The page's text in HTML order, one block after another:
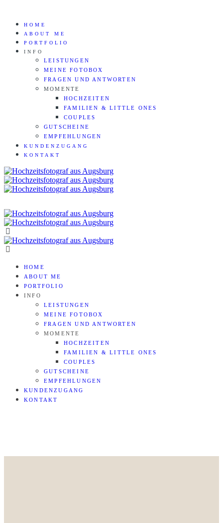
HOME
ABOUT ME
PORTFOLIO
INFO
LEISTUNGEN
MEINE FOTOBOX
FRAGEN UND ANTWORTEN
MOMENTE
HOCHZEITEN
FAMILIEN & LITTLE ONES
COUPLES
GUTSCHEINE
EMPFEHLUNGEN
KUNDENZUGANG
KONTAKT
HOME
ABOUT ME
PORTFOLIO
INFO
LEISTUNGEN
MEINE FOTOBOX
FRAGEN UND ANTWORTEN
MOMENTE
HOCHZEITEN
FAMILIEN & LITTLE ONES
COUPLES
GUTSCHEINE
EMPFEHLUNGEN
KUNDENZUGANG
KONTAKT